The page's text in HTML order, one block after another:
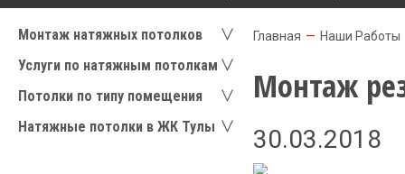
Монтаж натяжных потолков
Услуги по натяжным потолкам
Потолки по типу помещения
Натяжные потолки в ЖК Тулы
Главная — Наши Работы
Монтаж
30.03.2018